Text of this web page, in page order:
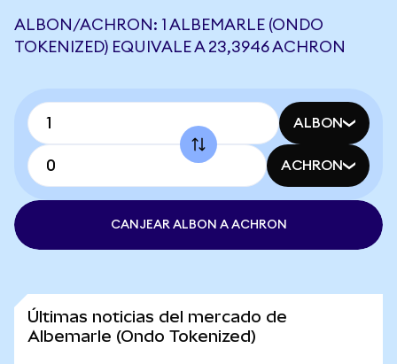
ALBON/ACHRON: 1 ALBEMARLE (ONDO
TOKENIZED) EQUIVALE A 23,3946 ACHRON
ALBON
ACHRON
CANJEAR ALBON A ACHRON
Últimas noticias del mercado de
Albemarle (Ondo Tokenized)